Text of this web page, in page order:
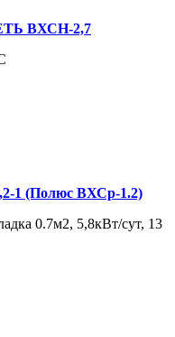
ВХСН-2,7
1 (Полюс ВХСр-1.2)
0.7м2, 5,8кВт/сут, 13